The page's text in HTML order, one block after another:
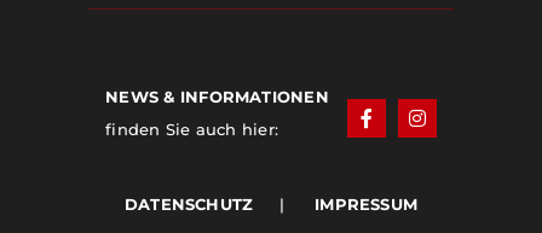
DATENSCHUTZ | IMPRESSUM
NEWS & INFORMATIONEN
finden Sie auch hier: